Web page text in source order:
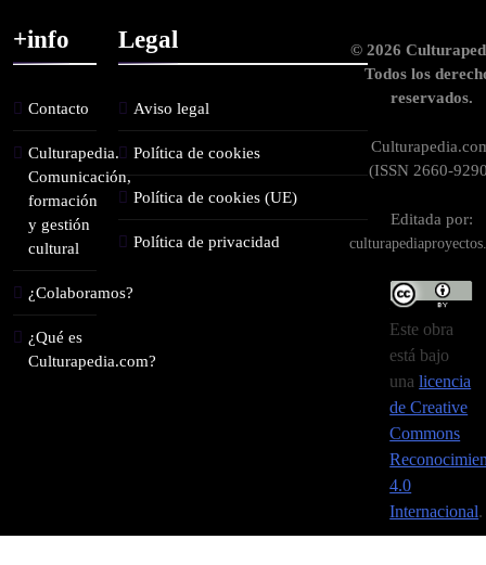
+info
Contacto
Culturapedia.
Comunicación,
formación
y gestión
cultural
¿Colaboramos?
¿Qué es
Culturapedia.com?
Legal
Aviso legal
Política de cookies
Política de cookies (UE)
Política de privacidad
© 2026
Todos los
reservados.
(ISSN 2660-
Editada por:
Este obra
está bajo
unalicencia
de Creative
Commons
4.0
Internacional.